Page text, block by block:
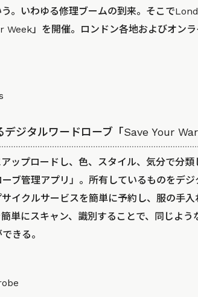
。いわゆる修理ブームの到来。そこで
」を開催。ロンドン各地およびオン
ジタルワードローブ「Save Your
ップロードし、色、スタイル、気分で分
ブ管理アプリ」。所有しているものをデ
イクルサービスを簡単に予約し、服の手
単にスキャン、識別することで、同じよう
きる。